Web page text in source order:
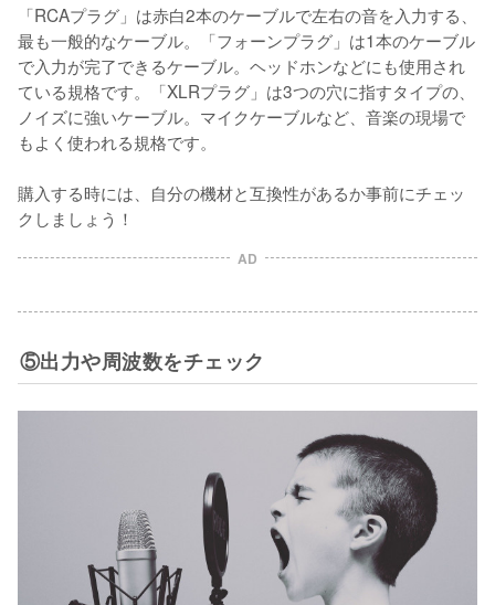
「RCAプラグ」は赤白2本のケーブルで左右の音を入力する、
最も一般的なケーブル。「フォーンプラグ」は1本のケーブル
で入力が完了できるケーブル。ヘッドホンなどにも使用され
ている規格です。「XLRプラグ」は3つの穴に指すタイプの、
ノイズに強いケーブル。マイクケーブルなど、音楽の現場で
もよく使われる規格です。
購入する時には、自分の機材と互換性があるか事前にチェッ
クしましょう！
AD
⑤出力や周波数をチェック